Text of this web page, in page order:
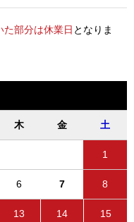
た部分は休業日 となりま
木 金 土
1
6 7 8
13 14 15